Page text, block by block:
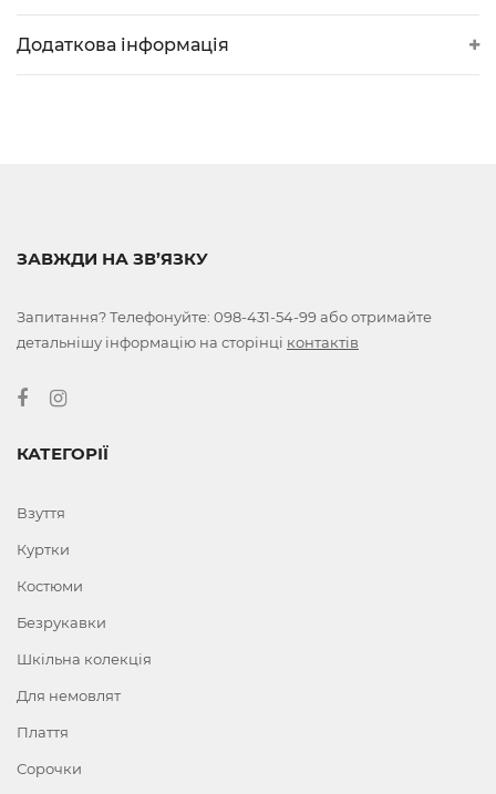
Додаткова інформація
ЗАВЖДИ НА ЗВ’ЯЗКУ
Запитання? Телефонуйте: 098-431-54-99або отримайте
детальнішу інформацію на сторінці контактів
КАТЕГОРІЇ
Взуття
Куртки
Костюми
Безрукавки
Шкільна колекція
Для немовлят
Плаття
Сорочки